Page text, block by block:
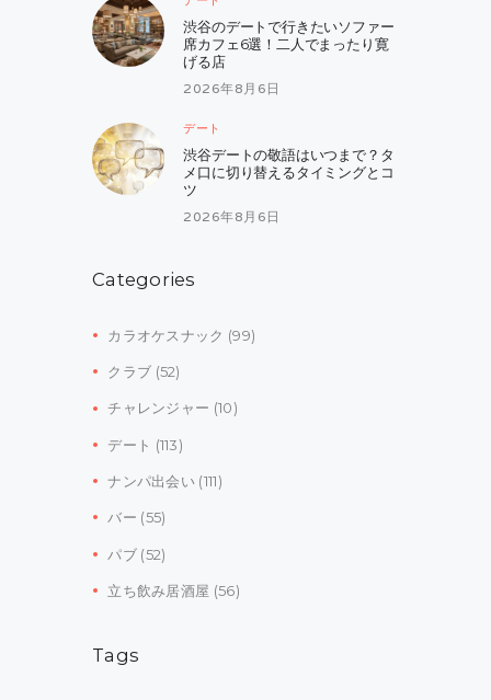
渋谷のデートで行きたいソファー
席カフェ6選！二人でまったり寛
げる店
2026年8月6日
デート
渋谷デートの敬語はいつまで？タ
メ口に切り替えるタイミングとコ
ツ
2026年8月6日
Categories
カラオケスナック (99)
クラブ (52)
チャレンジャー (10)
デート (113)
ナンパ出会い (111)
バー (55)
パブ(52)
立ち飲み居酒屋 (56)
Tags